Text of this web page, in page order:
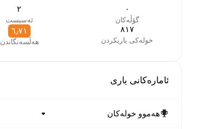
٠
گۆڵەکان
٢
ئەسیست
٨١٧
خولەکی یاریکردن
٦٫٧١
هەڵسەنگاندن
ئامارەکانی یاری